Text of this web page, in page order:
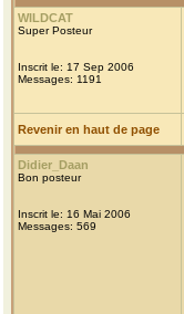
WILDCAT
Super Posteur
Inscrit le: 17 Sep 2006
Messages: 1191
Revenir en haut de page
Didier_Daan
Bon posteur
Inscrit le: 16 Mai 2006
Messages: 569